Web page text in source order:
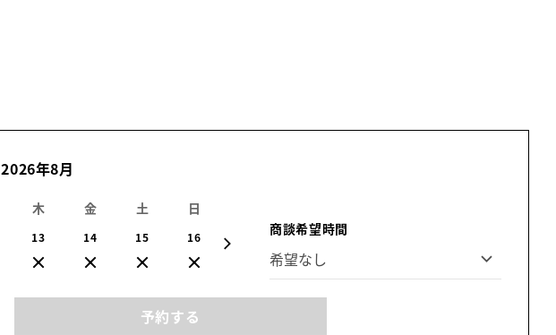
2026年8月
木
13
金
14
土
15
日
16 18 19
商談希望時間
予約する